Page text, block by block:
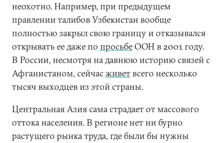
неохотно. Например, при предыдущем
правлении талибов Узбекистан вообще
полностью закрыл свою границу и отказывался
открывать ее даже по просьбеООН в 2001 году.
В России, несмотря на давнюю историю связей с
Афганистаном, сейчасживетвсего несколько
тысяч выходцев из этой страны.
Центральная Азия сама страдает от массового
оттока населения. В регионе нет ни бурно
растущего рынка труда, где были бы нужны